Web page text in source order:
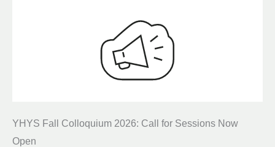
YHYS Fall Colloquium 2026: Call for Sessions Now
Open